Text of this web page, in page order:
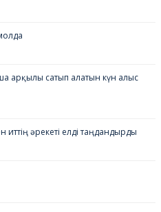
арқылы сатып алатын күн алыс
иттің әрекеті елді таңдандырды